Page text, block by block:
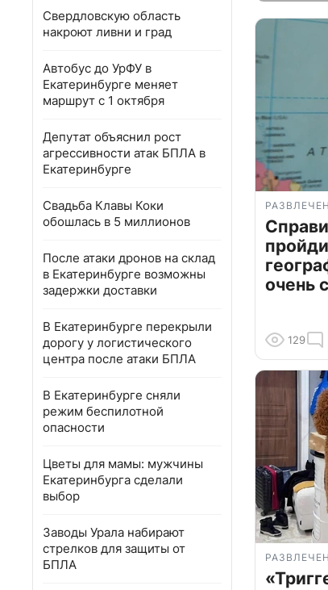
Свердловскую область
накроют ливни и град
Автобус до УрФУ в
Екатеринбурге меняет
маршрут с 1 октября
Депутат объяснил рост
агрессивности атак БПЛА в
Екатеринбурге
Свадьба Клавы Коки
обошлась в 5 миллионов
После атаки дронов на склад
в Екатеринбурге возможны
задержки доставки
В Екатеринбурге перекрыли
дорогу у логистического
центра после атаки БПЛА
В Екатеринбурге сняли
режим беспилотной
опасности
Цветы для мамы: мужчины
Екатеринбурга сделали
выбор
Заводы Урала набирают
стрелков для защиты от
БПЛА
очень
129